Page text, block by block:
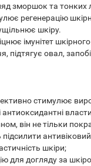
зморшок та тонких
регенерацію
шкіру.
імунітет
овал,
стимулює
він не тільки
шкіри;
для догляду за